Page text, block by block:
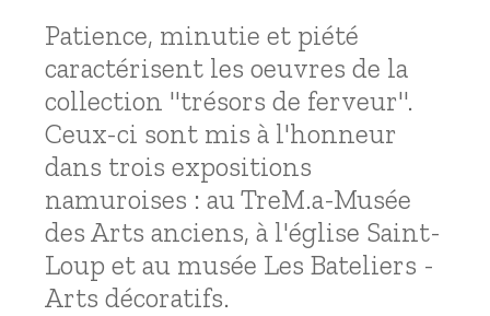
Patience, minutie et piété
caractérisent les oeuvres de la
collection "trésors de ferveur".
Ceux-ci sont mis à l'honneur
dans trois expositions
namuroises : au TreM.a-Musée
des Arts anciens, à l'église Saint-
Loup et au musée Les Bateliers -
Arts décoratifs.